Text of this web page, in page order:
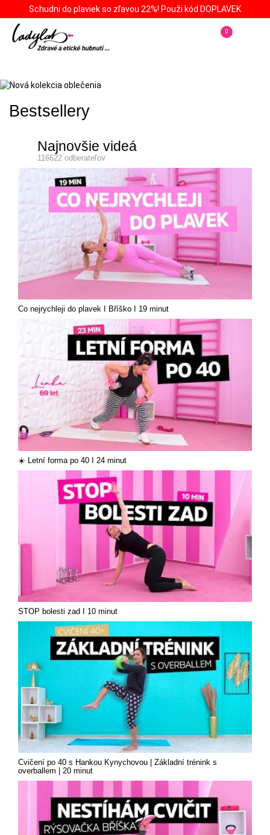
Schudni do plaviek so zľavou 22%! Použi kód DOPLAVEK
0
Bestsellery
Najnovšie videá
116622 odberateľov
Co nejrychleji do plavek I Bříško I 19 minut
☀️ Letní forma po 40 I 24 minut
STOP bolesti zad I 10 minut
Cvičení po 40 s Hankou Kynychovou | Základní trénink s
overballem | 20 minut